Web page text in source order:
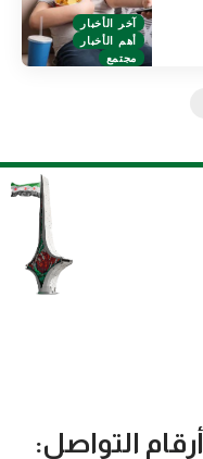
آخر الأخبار
أهم الأخبار
مجتمع
أرقام التواصل: